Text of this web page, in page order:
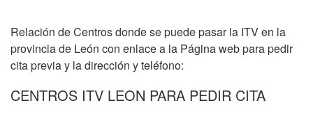
Relación de Centros donde se puede pasar la ITV en la
provincia de León con enlace a la Página web para pedir
cita previa y la dirección y teléfono:
CENTROS ITV LEON PARA PEDIR CITA